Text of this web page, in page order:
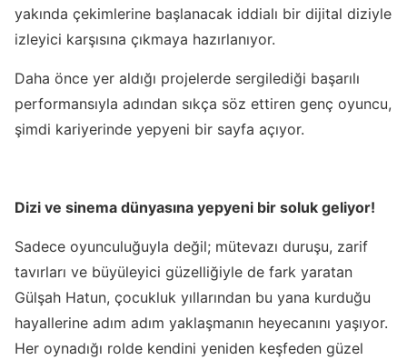
yakında çekimlerine başlanacak iddialı bir dijital diziyle
izleyici karşısına çıkmaya hazırlanıyor.
Daha önce yer aldığı projelerde sergilediği başarılı
performansıyla adından sıkça söz ettiren genç oyuncu,
şimdi kariyerinde yepyeni bir sayfa açıyor.
Dizi ve sinema dünyasına yepyeni bir soluk geliyor!
Sadece oyunculuğuyla değil; mütevazı duruşu, zarif
tavırları ve büyüleyici güzelliğiyle de fark yaratan
Gülşah Hatun, çocukluk yıllarından bu yana kurduğu
hayallerine adım adım yaklaşmanın heyecanını yaşıyor.
Her oynadığı rolde kendini yeniden keşfeden güzel